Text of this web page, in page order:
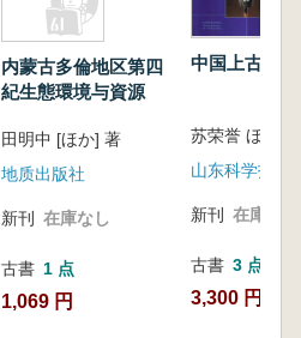
内蒙古多倫地区第四
紀生態環境与資源
田明中 [ほか] 著
地质出版社
新刊 在庫なし
古書 1 点
1,069 円
中国上古金
苏荣誉 ほか 著
山东科学技术
新刊 在庫なし
古書 3 点
3,300 円~